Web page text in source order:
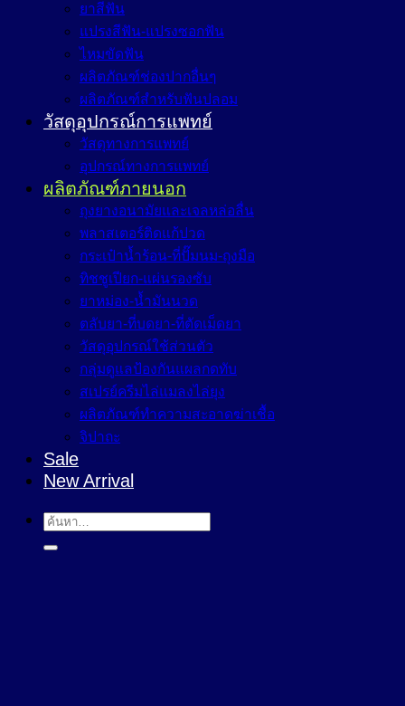
ยาสีฟัน
แปรงสีฟัน-แปรงซอกฟัน
ไหมขัดฟัน
ผลิตภัณฑ์ช่องปากอื่นๆ
ผลิตภัณฑ์สำหรับฟันปลอม
วัสดุอุปกรณ์การแพทย์
วัสดุทางการแพทย์
อุปกรณ์ทางการแพทย์
ผลิตภัณฑ์ภายนอก
ถุงยางอนามัยและเจลหล่อลื่น
พลาสเตอร์ติดแก้ปวด
กระเป๋าน้ำร้อน-ที่ปั๊มนม-ถุงมือ
ทิชชูเปียก-แผ่นรองซับ
ยาหม่อง-น้ำมันนวด
ตลับยา-ที่บดยา-ที่ตัดเม็ดยา
วัสดุอุปกรณ์ใช้ส่วนตัว
กลุ่มดูแลป้องกันแผลกดทับ
สเปรย์ครีมไล่แมลงไล่ยุง
ผลิตภัณฑ์ทำความสะอาดฆ่าเชื้อ
จิปาถะ
Sale
New Arrival
ค้นหา: